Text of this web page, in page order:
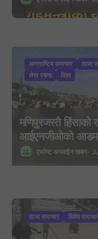
अन्तराष्टिय समाचार ताजा
लेख रचना
विश्व
मणिपुरजस्तै
आईएनजीओको आडमा
भइरहेको सशस्त्रको
एभरेष्ट अन्लाईन खबर
ताजा समाचार बिशेष